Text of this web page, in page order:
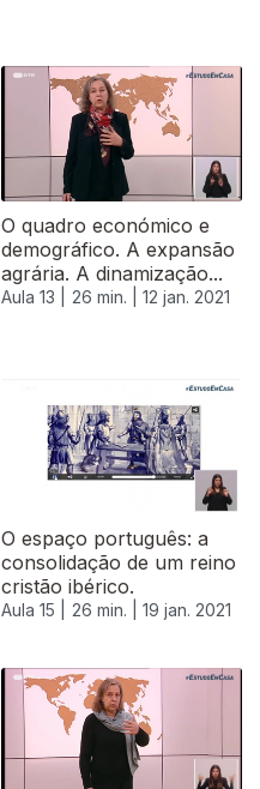
O quadro económico e
demográfico. A expansão
agrária. A dinamização...
Aula 13 | 26 min. | 12 jan. 2021
O espaço português: a
consolidação de um reino
cristão ibérico.
Aula 15 | 26 min. | 19 jan. 2021